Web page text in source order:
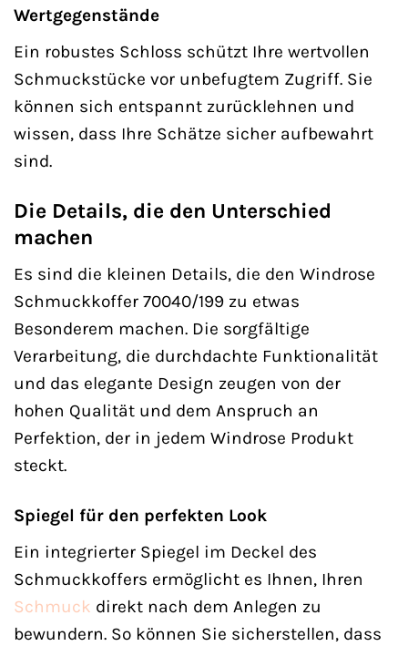
Wertgegenstände
Ein robustes Schloss schützt Ihre wertvollen
Schmuckstücke vor unbefugtem Zugriff. Sie
können sich entspannt zurücklehnen und
wissen, dass Ihre Schätze sicher aufbewahrt
sind.
Die Details, die den Unterschied
machen
Es sind die kleinen Details, die den Windrose
Schmuckkoffer 70040/199 zu etwas
Besonderem machen. Die sorgfältige
Verarbeitung, die durchdachte Funktionalität
und das elegante Design zeugen von der
hohen Qualität und dem Anspruch an
Perfektion, der in jedem Windrose Produkt
steckt.
Spiegel für den perfekten Look
Ein integrierter Spiegel im Deckel des
Schmuckkoffers ermöglicht es Ihnen, Ihren
Schmuck direkt nach dem Anlegen zu
bewundern. So können Sie sicherstellen, dass